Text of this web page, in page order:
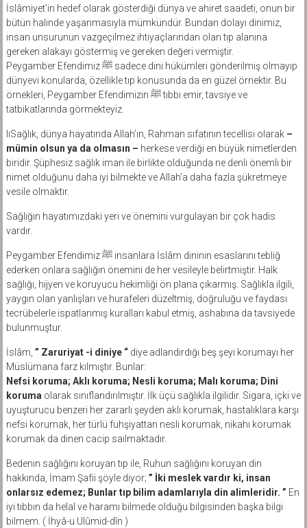
İslâmiyet’in hedef olarak gösterdiği dünya ve ahiret saadeti, onun bir
bütün halinde yaşanmasıyla mümkündür. Bundan dolayı dinimiz,
insan unsurunun vazgeçilmez ihtiyaçlarından olan tıp alanına
gereken alakayı göstermiş ve gereken değeri vermiştir.
Peygamber Efendimiz ﷺ sadece dini hükümleri gönderilmiş olmayıp
dünyevi konularda, özellikle tıp konusunda da en güzel örnektir. Bu
örnekleri, Peygamber Efendimizin ﷺ tıbbı emir, tavsiye ve
tatbikatlarında görmekteyiz.
lıSağlık, dünya hayatında Allah’ın, Rahman sıfatının tecellisi olarak –
mümin olsun ya da olmasın – herkese verdiği en büyük nimetlerden
biridir. Şüphesiz sağlık iman ile birlikte olduğunda ne denli önemli bir
nimet olduğunu daha iyi bilmekte ve Allah’a daha fazla şükretmeye
vesile olmaktır.
Sağlığın hayatımızdaki yeri ve önemini vurgulayan bir çok hadis
vardır.
Peygamber Efendimiz ﷺ insanlara İslâm dininin esaslarını tebliğ
ederken onlara sağlığın önemini de her vesileyle belirtmiştir. Halk
sağlığı, hijyen ve koruyucu hekimliği ön plana çıkarmış. Sağlıkla ilgili,
yaygın olan yanlışları ve hurafeleri düzeltmiş, doğruluğu ve faydası
tecrübelerle ispatlanmış kuralları kabul etmiş, ashabına da tavsiyede
bulunmuştur.
İslâm, ” Zaruriyat -i diniye “diye adlandırdığı beş şeyi korumayı her
Müslümana farz kılmıştır. Bunlar:
Nefsi koruma; Aklı koruma; Nesli koruma; Malı koruma; Dini
koruma olarak sınıflandırılmıştır. İlk üçü sağlıkla ilgilidir. Sigara, içki ve
uyuşturucu benzeri her zararlı şeyden aklı korumak, hastalıklara karşı
nefsi korumak, her türlü fuhşiyattan nesli korumak, nikahı korumak
korumak da dinen cacip saılmaktadır.
Bedenin sağlığını koruyan tıp ile, Ruhun sağlığını koruyan din
hakkında, İmam Şafii şöyle diyor; ” İki meslek vardır ki, insan
onlarsız edemez; Bunlar tıp bilim adamlarıyla din alimleridir. ” En
iyi tıbbın da helal ve haramı bilmede olduğu bilgisinden başka bilgi
bilmem. ( İhyâ-u Ulûmid-dîn )